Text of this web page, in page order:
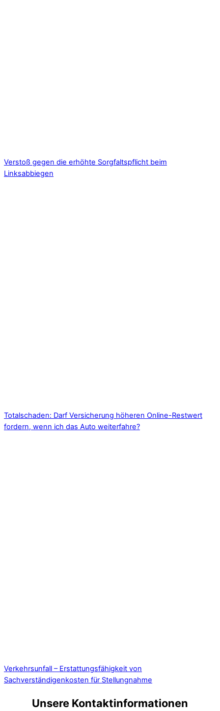
Verstoß gegen die erhöhte Sorgfaltspflicht beim
Linksabbiegen
Totalschaden: Darf Versicherung höheren Online-Restwert
fordern, wenn ich das Auto weiterfahre?
Verkehrsunfall – Erstattungsfähigkeit von
Sachverständigenkosten für Stellungnahme
Unsere Kontaktinformationen